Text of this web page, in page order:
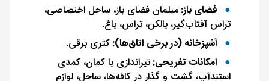
فضای باز:مبلمان فضای باز، ساحل اختصاصی،
تراس آفتاب‌گیر، بالکن، تراس، باغ.
آشپزخانه (در برخی اتاق‌ها):کتری برقی.
امکانات تفریحی:تیراندازی با کمان، کمدی
استندآپ، گشت و گذار در کافه‌ها، ساحل، لوازم